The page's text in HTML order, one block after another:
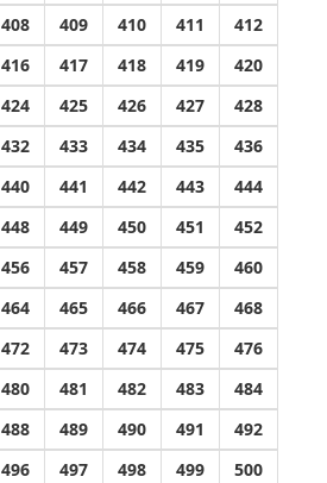
408 409 410 411
412
416 417 418 419
420
424 425 426 427
428
432 433 434 435
436
440 441 442 443
444
448 449 450 451
452
456 457 458 459
460
464 465 466 467
468
472 473 474 475
476
480 481 482 483
484
488 489 490 491
492
496 497 498 499
500